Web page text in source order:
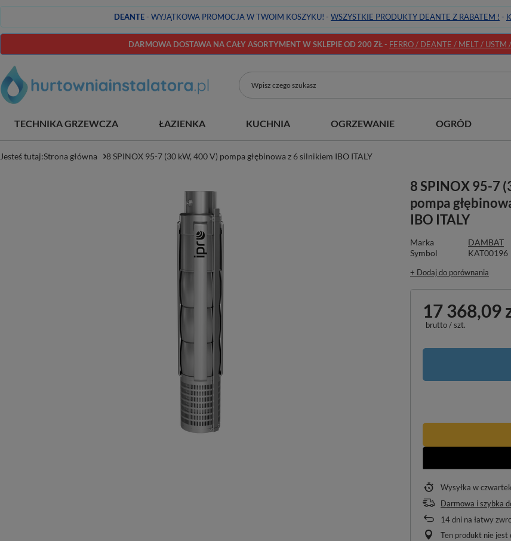
DEANTE- WYJĄTKOWA PROMOCJA W TWOIM KOSZYKU! - WSZYSTKIE PRODUKTY DEANTE Z RABATEM ! -
DARMOWA DOSTAWA NA CAŁY ASORTYMENT W SKLEPIE OD 200 ZŁ- FERRO / DEANTE / MELT /
TECHNIKA GRZEWCZA ŁAZIENKA KUCHNIA OGRZEWANIE OGRÓD
Jesteś tutaj:Strona główna 8 SPINOX 95-7 (30 kW, 400 V) pompa głębinowa z 6 silnikiem IBO ITALY
8 SPINOX 95-7
pompa
IBO ITALY
Marka
DAMBAT
Symbol
KAT00196
+ Dodaj do porównania
17 368,09
brutto/szt.
Wysyłka w czwartek
Darmowa i szybka
14dni na łatwy
Ten produkt nie jest